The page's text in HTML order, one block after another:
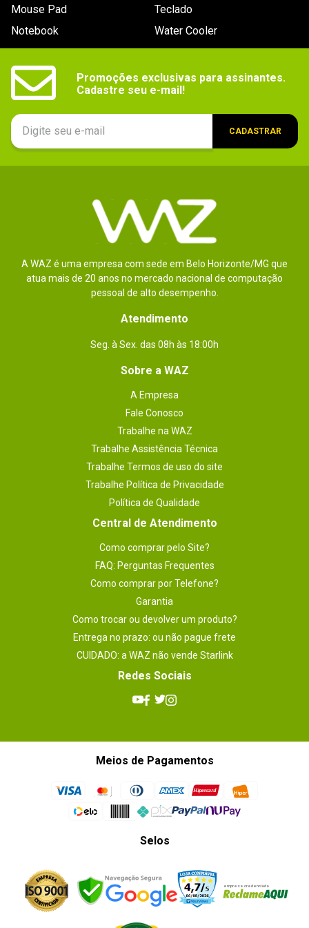
Dimensões
informações - Superior (plástico perfurado)
- Comprimento máximo da fonte de alimentação: 205
mm
ventilador frontal montado
- Altura máxima do cooler da CPU: 185mm
Mouse Pad
Notebook
Teclado
Water Cooler
Promoções exclusivas para assinantes.
Cadastre seu e-mail!
CADASTRAR
A WAZ é uma empresa com sede em Belo Horizonte/MG que
atua mais de 20 anos no mercado nacional de computação
pessoal de alto desempenho.
Atendimento
Seg. à Sex. das 08h às 18:00h
Sobre a WAZ
A Empresa
Fale Conosco
Trabalhe na WAZ
Trabalhe Assistência Técnica
Trabalhe Termos de uso do site
Trabalhe Política de Privacidade
Política de Qualidade
Central de Atendimento
Como comprar pelo Site?
FAQ: Perguntas Frequentes
Como comprar por Telefone?
Garantia
Como trocar ou devolver um produto?
Entrega no prazo: ou não pague frete
CUIDADO: a WAZ não vende Starlink
Redes Sociais
Meios de Pagamentos
Selos